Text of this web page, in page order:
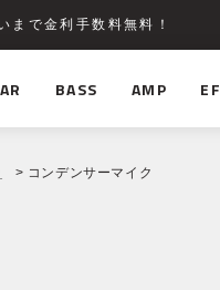
まで金利手数料無料！
BASS AMP
> コンデンサーマイク